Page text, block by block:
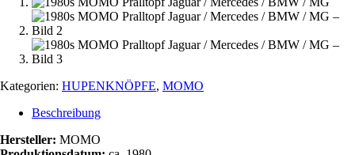
Kategorien: HUPENKNÖPFE, MOMO
Beschreibung
Hersteller: MOMO